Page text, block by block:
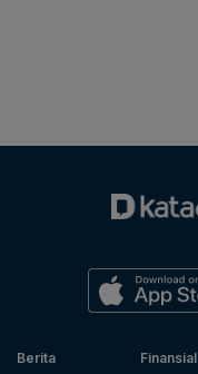
Berita
Finansial